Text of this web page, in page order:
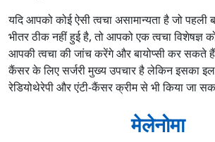
यदि आपको कोई ऐसी त्वचा असामान्यता है जो
भीतर ठीक नहीं हुई है, तो आपको एक त्वचा विशेषज्ञ
आपकी त्वचा की जांच करेंगे और बायोप्सी कर सकते
कैंसर के लिए सर्जरी मुख्य उपचार है लेकिन इसका
रेडियोथेरेपी और एंटी-कैंसर क्रीम से भी किया जा
मेलेनोमा